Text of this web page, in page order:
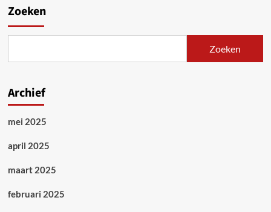
Zoeken
Zoeken
Archief
mei 2025
april 2025
maart 2025
februari 2025